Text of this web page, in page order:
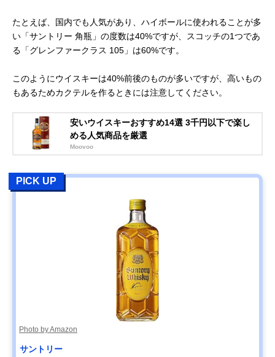
たとえば、国内でも人気があり、ハイボールに使われることが多
い「サントリー 角瓶」の度数は40%ですが、スコッチの1つであ
る「グレンファークラス 105」は60%です。
このようにウイスキーは40%前後のものが多いですが、高いもの
もあるためカクテルを作るときには注意してください。
安いウイスキーおすすめ14選 3千円以下で楽し
める人気商品を厳選
Moovoo
PICK UP
Photo by Amazon
サントリー